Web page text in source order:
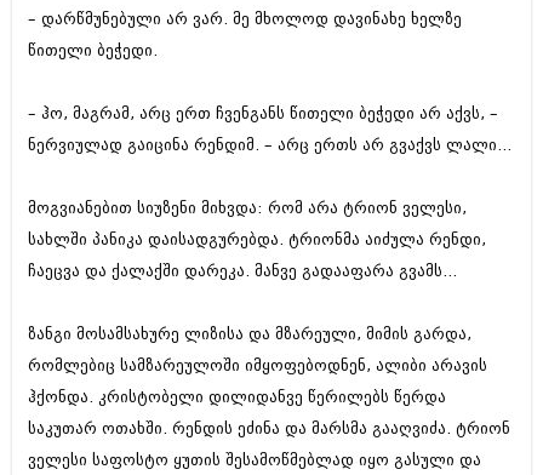
თებერვალი 2017 (205)
იანვარი 2017 (246)
ოქტომბერი 2016 (257)
სექტემბერი 2016 (224)
ივნისი 2016 (221)
მაისი 2016 (261)
აპრილი 2016 (215)
იანვარი 2016 (206)
დეკემბერი 2015 (207)
ნოემბერი 2015 (264)
სექტემბერი 2015 (215)
აგვისტო 2015 (286)
– დარწმუნებული არ ვარ. მე მხოლოდ დავინახე ხელზე
წითელი ბეჭედი.
– ჰო, მაგრამ, არც ერთ ჩვენგანს წითელი ბეჭედი არ აქვს, –
ნერვიულად გაიცინა რენდიმ. – არც ერთს არ გვაქვს ლალი...
მოგვიანებით სიუზენი მიხვდა: რომ არა ტრიონ ველესი,
სახლში პანიკა დაისადგურებდა. ტრიონმა აიძულა რენდი,
ჩაეცვა და ქალაქში დარეკა. მანვე გადააფარა გვამს...
ზანგი მოსამსახურე ლიზისა და მზარეული, მიმის გარდა,
რომლებიც სამზარეულოში იმყოფებოდნენ, ალიბი არავის
ჰქონდა. კრისტობელი დილიდანვე წერილებს წერდა
საკუთარ ოთახში. რენდის ეძინა და მარსმა გააღვიძა. ტრიონ
ველესი საფოსტო ყუთის შესამოწმებლად იყო გასული და